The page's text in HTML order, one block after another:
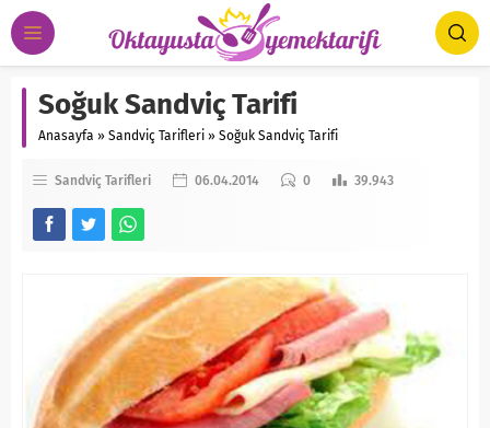
Soğuk Sandviç Tarifi
Anasayfa » Sandviç Tarifleri » Soğuk Sandviç Tarifi
Sandviç Tarifleri 06.04.2014 0 39.943